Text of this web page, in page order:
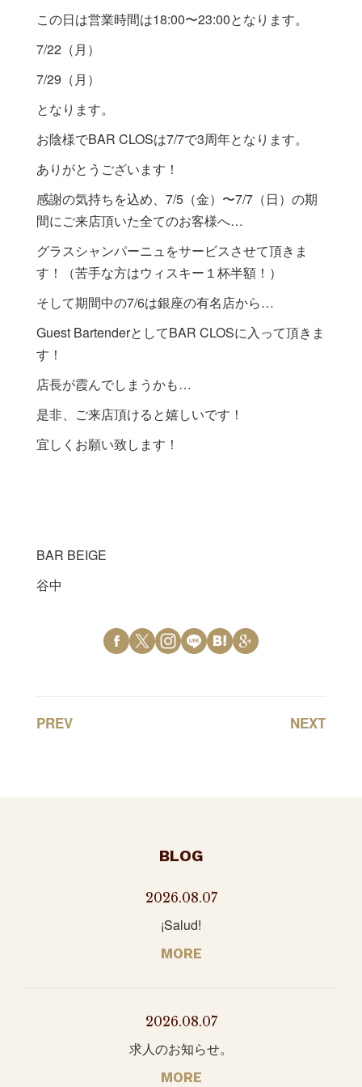
この日は営業時間は18:00〜23:00となります。
7/22（月）
7/29（月）
となります。
お陰様でBAR CLOSは7/7で3周年となります。
ありがとうございます！
感謝の気持ちを込め、7/5（金）〜7/7（日）の期
間にご来店頂いた全てのお客様へ…
グラスシャンパーニュをサービスさせて頂きま
す！（苦手な方はウィスキー１杯半額！）
そして期間中の7/6は銀座の有名店から…
Guest BartenderとしてBAR CLOSに入って頂きま
す！
店長が霞んでしまうかも…
是非、ご来店頂けると嬉しいです！
宜しくお願い致します！
BAR BEIGE
谷中
PREV NEXT
BLOG
2026.08.07
¡Salud!
MORE
2026.08.07
求人のお知らせ。
MORE